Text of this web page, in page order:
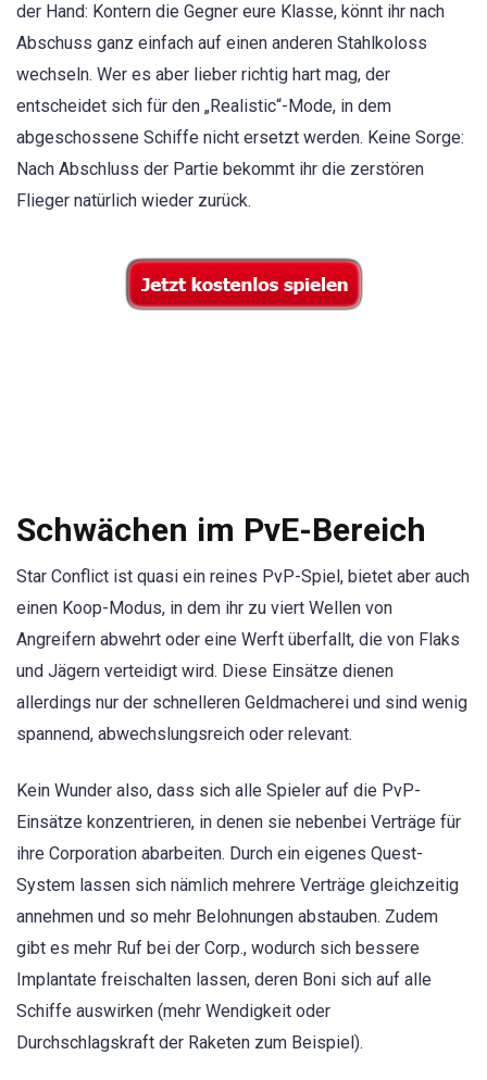
der Hand: Kontern die Gegner eure Klasse, könnt ihr nach
Abschuss ganz einfach auf einen anderen Stahlkoloss
wechseln. Wer es aber lieber richtig hart mag, der
entscheidet sich für den „Realistic“-Mode, in dem
abgeschossene Schiffe nicht ersetzt werden. Keine Sorge:
Nach Abschluss der Partie bekommt ihr die zerstören
Flieger natürlich wieder zurück.
Schwächen im PvE-Bereich
Star Conflict ist quasi ein reines PvP-Spiel, bietet aber auch
einen Koop-Modus, in dem ihr zu viert Wellen von
Angreifern abwehrt oder eine Werft überfallt, die von Flaks
und Jägern verteidigt wird. Diese Einsätze dienen
allerdings nur der schnelleren Geldmacherei und sind wenig
spannend, abwechslungsreich oder relevant.
Kein Wunder also, dass sich alle Spieler auf die PvP-
Einsätze konzentrieren, in denen sie nebenbei Verträge für
ihre Corporation abarbeiten. Durch ein eigenes Quest-
System lassen sich nämlich mehrere Verträge gleichzeitig
annehmen und so mehr Belohnungen abstauben. Zudem
gibt es mehr Ruf bei der Corp., wodurch sich bessere
Implantate freischalten lassen, deren Boni sich auf alle
Schiffe auswirken (mehr Wendigkeit oder
Durchschlagskraft der Raketen zum Beispiel).